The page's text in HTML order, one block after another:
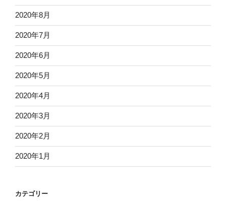
2020年8月
2020年7月
2020年6月
2020年5月
2020年4月
2020年3月
2020年2月
2020年1月
カテゴリー